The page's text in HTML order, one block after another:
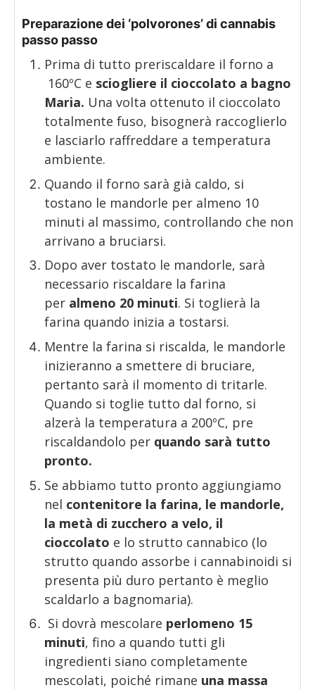
Preparazione dei ‘polvorones’ di cannabis
passo passo
Prima di tutto preriscaldare il forno a
160ºC e sciogliere il cioccolato a bagno
Maria. Una volta ottenuto il cioccolato
totalmente fuso, bisognerà raccoglierlo
e lasciarlo raffreddare a temperatura
ambiente.
Quando il forno sarà già caldo, si
tostano le mandorle per almeno 10
minuti al massimo, controllando che non
arrivano a bruciarsi.
Dopo aver tostato le mandorle, sarà
necessario riscaldare la farina
per almeno 20 minuti. Si toglierà la
farina quando inizia a tostarsi.
Mentre la farina si riscalda, le mandorle
inizieranno a smettere di bruciare,
pertanto sarà il momento di tritarle.
Quando si toglie tutto dal forno, si
alzerà la temperatura a 200ºC, pre
riscaldandolo per quando sarà tutto
pronto.
Se abbiamo tutto pronto aggiungiamo
nel contenitore la farina, le mandorle,
la metà di zucchero a velo, il
cioccolato e lo strutto cannabico (lo
strutto quando assorbe i cannabinoidi si
presenta più duro pertanto è meglio
scaldarlo a bagnomaria).
Si dovrà mescolare perlomeno 15
minuti, fino a quando tutti gli
ingredienti siano completamente
mescolati, poiché rimane una massa